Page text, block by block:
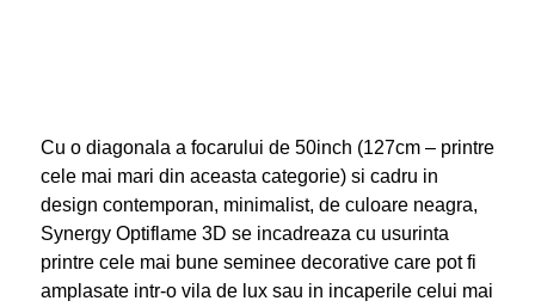
Cu o diagonala a focarului de 50inch (127cm – printre
cele mai mari din aceasta categorie) si cadru in
design contemporan, minimalist, de culoare neagra,
Synergy Optiflame 3D se incadreaza cu usurinta
printre cele mai bune seminee decorative care pot fi
amplasate intr-o vila de lux sau in incaperile celui mai